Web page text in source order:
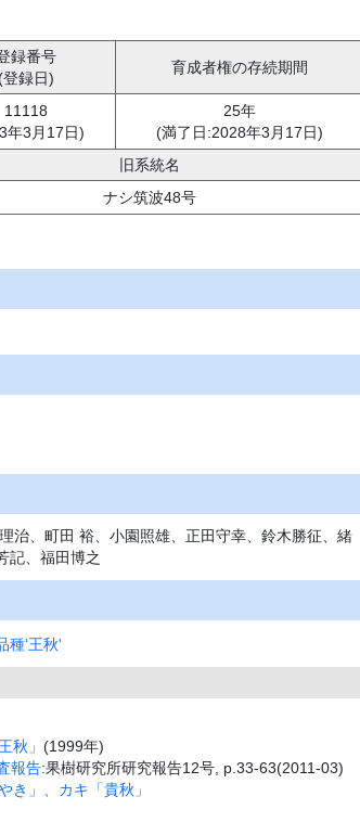
録番号
(登録日)
育成者権の存続期間
11118
年3月17日)
25年
(満了日:2028年3月17日)
旧系統名
ナシ筑波48号
治、町田 裕、小園照雄、正田守幸、鈴木勝征、緒
記、福田博之
種‘王秋'
秋」 (1999年)
報告:果樹研究所研究報告12号, p.33-63(2011-03)
き」、カキ「貴秋」